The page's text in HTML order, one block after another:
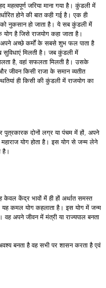
महत्वपूर्ण जरिया माना गया है। कुंडली में
होने की बात कही गई है। एक ही
नुकसान हो जाता है। ये सब कुंडली में
है जिसे राजयोग कहा जाता है।
अपने अच्छे कर्मों के सबसे शुभ फल पाता है
मिलती है। जब कुंडली में
है, वहां सफलता मिलती है। उसके
किसी राजा के समान व्यतीत
ही किसी की कुंडली में राजयोग का
दोनों लग्र या पंचम में हों, अपने
योग होता है। इस योग से जन्म लेने
है।
केंद्र भावों में ही हों अर्थात समस्त
कमल योग कहलाता है। इस योग में जन्म
अपने जीवन में मंत्री या राज्यपाल बनता
बनता है वह सभी पर शासन करता है एवं